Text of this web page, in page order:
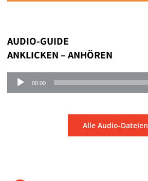
AUDIO-GUIDE
ANKLICKEN – ANHÖREN
Audio-
Player
00:00
Alle Audio-Dateien